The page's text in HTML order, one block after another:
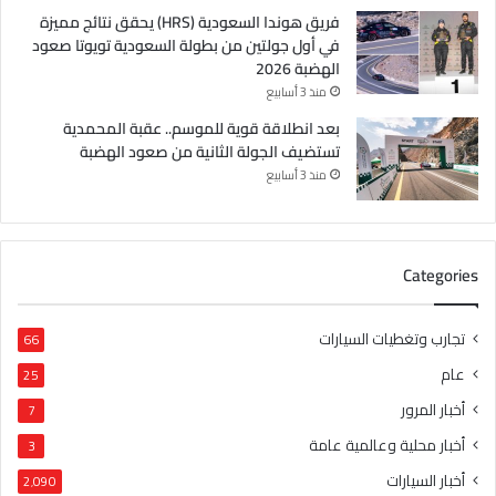
فريق هوندا السعودية (HRS) يحقق نتائج مميزة
في أول جولتين من بطولة السعودية تويوتا صعود
الهضبة 2026
منذ 3 أسابيع
بعد انطلاقة قوية للموسم.. عقبة المحمدية
تستضيف الجولة الثانية من صعود الهضبة
منذ 3 أسابيع
Categories
تجارب وتغطيات السيارات 66
عام 25
أخبار المرور 7
أخبار محلية وعالمية عامة 3
أخبار السيارات 2٬090